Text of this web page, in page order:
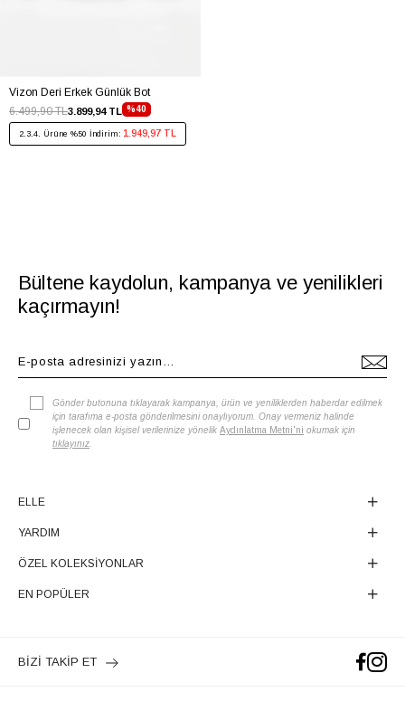
Vizon Deri Erkek Günlük Bot
%40
3.899,94 TL
6.499,90 TL
2.3.4. Ürüne %50 İndirim: 1.949,97 TL
Bültene kaydolun, kampanya ve yenilikleri
kaçırmayın!
Gönder butonuna tıklayarak kampanya, ürün ve yeniliklerden haberdar edilmek
için tarafıma e-posta gönderilmesini onaylıyorum. Onay vermeniz halinde
işlenecek olan kişisel verilerinize yönelik Aydınlatma Metni'ni okumak için
tıklayınız
ELLE
YARDIM
ÖZEL KOLEKSİYONLAR
EN POPÜLER
BİZİ TAKİP ET